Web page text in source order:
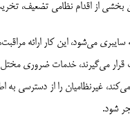
بخشی از اقدام نظامی تضعیف،
می­‌شود، این کار ارائه
غیرنظامیان را از دسترسی
شود.